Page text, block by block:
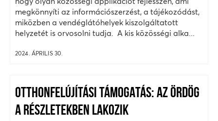
megkönnyíti az információszerzést, a tájékozódást,
miközben a vendéglátóhelyek kiszolgáltatott
helyzetét is orvosolni tudja. A kis közösségi alka...
2024. ÁPRILIS 30.
OTTHONFELÚJÍTÁSI TÁMOGATÁS: AZ ÖRDÖG
A RÉSZLETEKBEN LAKOZIK